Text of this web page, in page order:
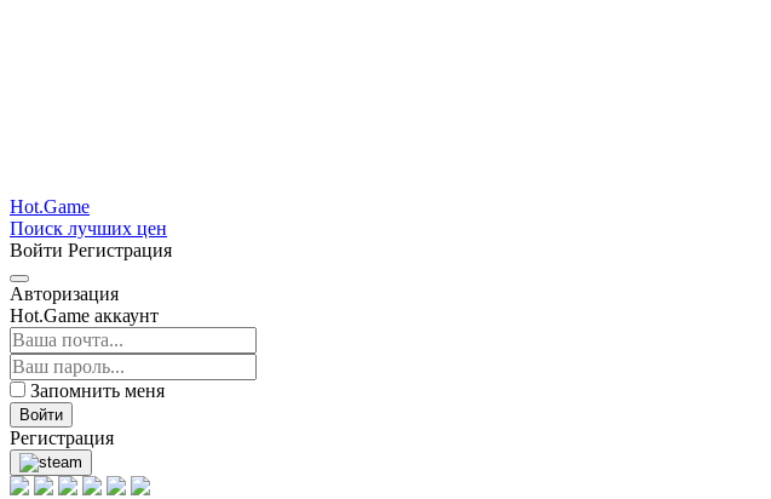
Hot.Game
Поиск лучших цен
Войти Регистрация
Авторизация
Hot.Game аккаунт
Запомнить меня
Войти
Регистрация